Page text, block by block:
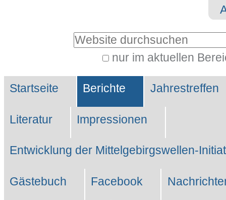
Direkt
zur
Navigation
Website durchsuchen
nur im aktuellen
Suche…
Sektionen
Startseite Berichte Jahrestreffen
Literatur Impressionen
Entwicklung der Mittelgebirgswellen-
Gästebuch Facebook